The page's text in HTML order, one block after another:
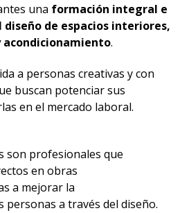
una formación integral e
de espacios interiores,
.
a personas creativas y con
buscan potenciar sus
en el mercado laboral.
son profesionales que
en obras
a mejorar la
personas a través del diseño.